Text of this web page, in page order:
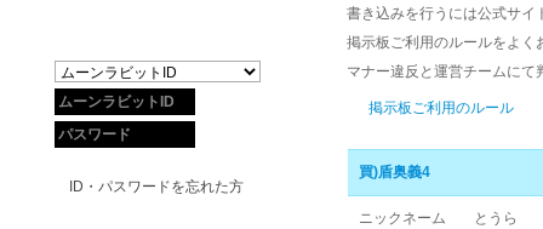
書き込みを行うには公式サイ
掲示板ご利用のルールをよ
マナー違反と運営チームに
掲示板ご利用のルール
買)盾奥義4
ニックネーム
とうら
ID・パスワードを忘れた方